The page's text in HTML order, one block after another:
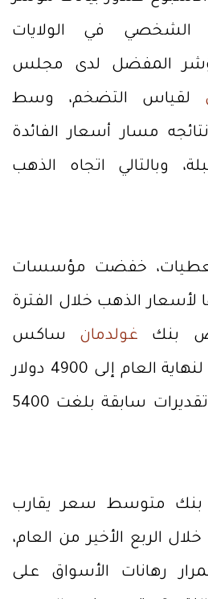
الشخصي في الولايات
المفضل لدى مجلس
لقياس التضخم، وسط
مسار أسعار الفائدة
وبالتالي اتجاه الذهب
خفضت مؤسسات
لأسعار الذهب خلال الفترة
بنك غولدمان ساكس
مستهدفه السعري لنهاية العام إلى 4900 دولار
للأونصة مقارنة مع تقديرات سابقة بلغت 5400
بنك متوسط سعر يقارب
خلال الربع الأخير من العام،
رهانات الأسواق على